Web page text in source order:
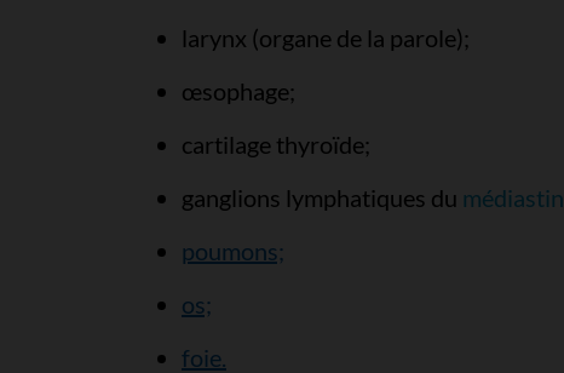
larynx (organe de la parole);
œsophage;
cartilage thyroïde;
ganglions lymphatiques du médiastin
poumons;
os;
foie.